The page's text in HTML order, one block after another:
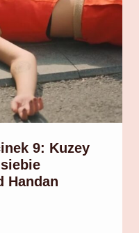
9: Kuzey
Handan